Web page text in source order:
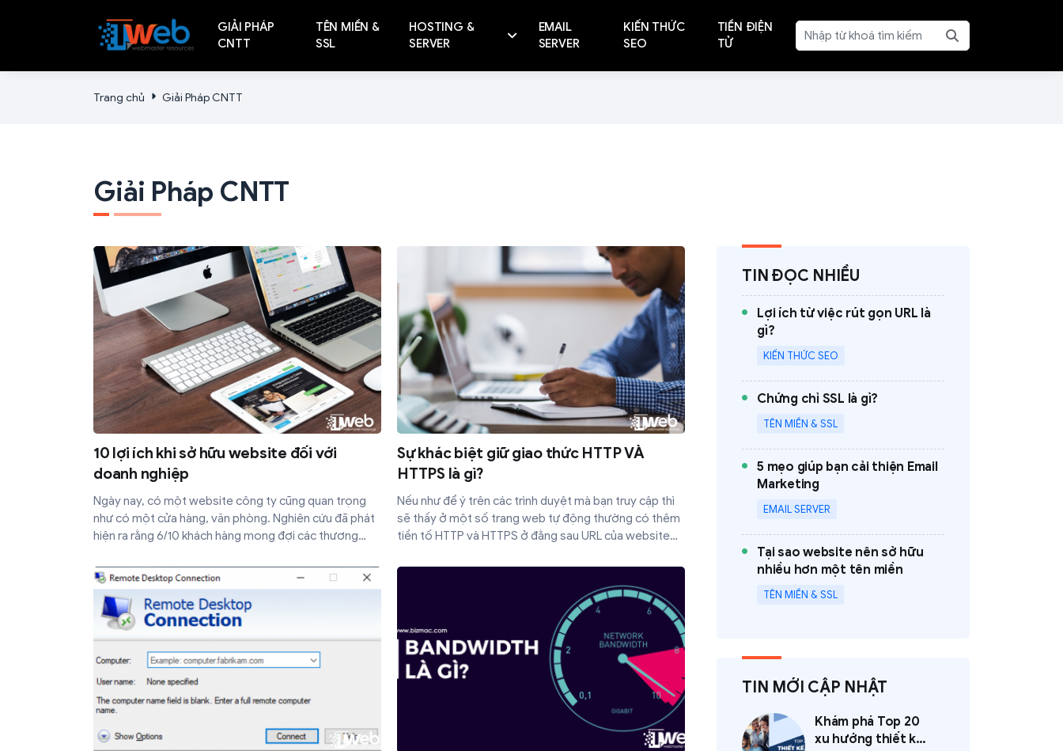
GIẢI PHÁP
CNTT
TÊN MIỀN &
SSL
HOSTING &
SERVER
EMAIL
SERVER
KIẾN THỨC
SEO
TIỀN ĐIỆN
TỬ
Trang chủ Giải Pháp CNTT
Giải Pháp CNTT
10 lợi ích khi sở hữu website đối với
doanh nghiệp
Ngày nay, có một website công ty cũng quan trọng
như có một cửa hàng, văn phòng. Nghiên cứu đã phát
hiện ra rằng 6/10 khách hàng mong đợi các thương
Nếu bạn sở hữu hoặc điều hành một doanh nghiệp
chưa thực hiện bước đó vào thế giới trực tuyến, đây là
10 lợi ích của website đối với doanh nghiệp sẽ khiến
bạn tự hỏi tại sao không tạo website sớm hơn.
Sự khác biệt giữ giao thức HTTP VÀ
HTTPS là gì?
Nếu như để ý trên các trình duyệt mà bạn truy cập thì
sẽ thấy ở một số trang web tự động thường có thêm
tiền tố HTTP và HTTPS ở đằng sau URL của website
giao thức này và tầm quan trọng của chúng trong thế
giới web là gì? Cùng chúng tôi lý giải ở bài viết dưới
TIN ĐỌC NHIỀU
Lợi ích từ việc rút gọn URL là
gì?
KIẾN THỨC SEO
Chứng chỉ SSL là gì?
TÊN MIỀN & SSL
5 mẹo giúp bạn cải thiện Email
Marketing
EMAIL SERVER
Tại sao website nên sở hữu
nhiều hơn một tên miền
TÊN MIỀN & SSL
TIN MỚI CẬP NHẬT
Khám phá Top 20
xu hướng thiết kế